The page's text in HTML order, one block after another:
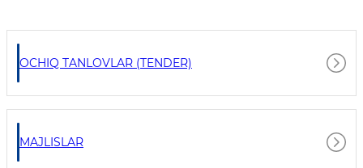
OCHIQ TANLOVLAR (TENDER)
MAJLISLAR